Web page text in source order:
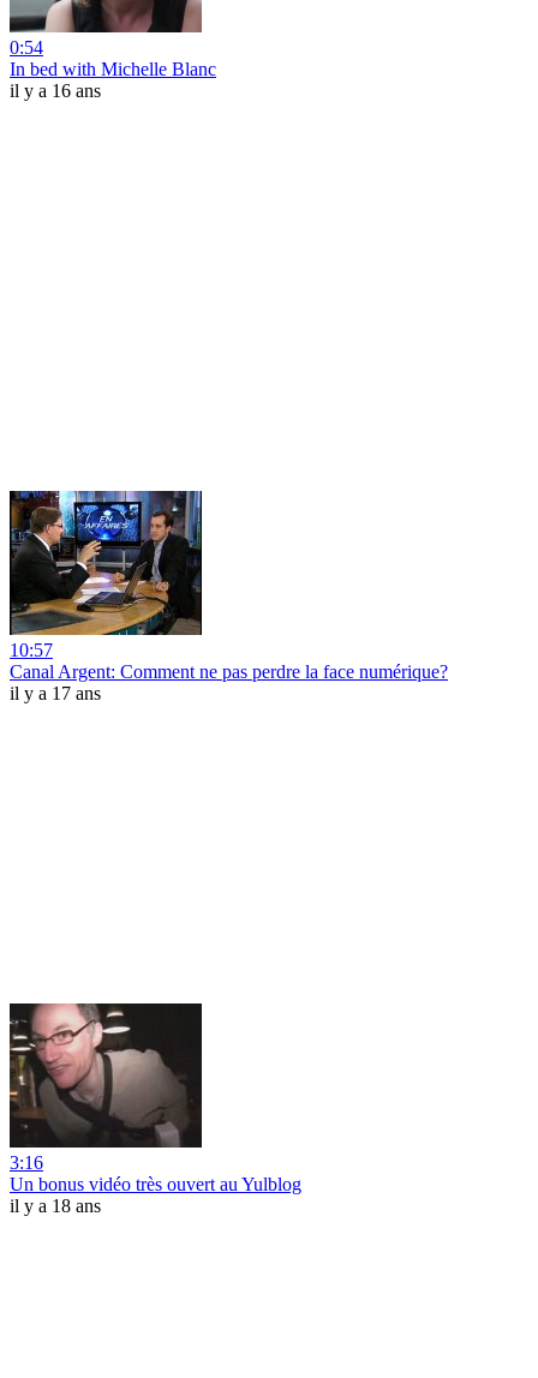
0:54
In bed with Michelle Blanc
il y a 16 ans
10:57
Canal Argent: Comment ne pas perdre la face numérique?
il y a 17 ans
3:16
Un bonus vidéo très ouvert au Yulblog
il y a 18 ans